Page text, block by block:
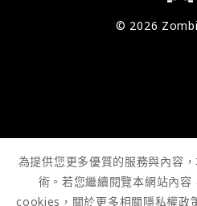
© 2026
為提供您更多優質的服務與內容
術。若您繼續閱覽本網站內容
cookies，關於更多相關隱私權政